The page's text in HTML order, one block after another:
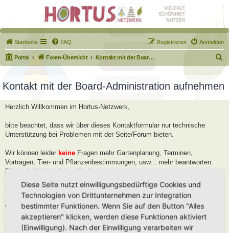
Startseite FAQ Anmelden
Registrieren
Portal Foren-Übersicht Kontakt mit der Board-Administration aufnehmen
u
Kontakt mit der Board-Administration aufnehmen
Herzlich Willkommen im Hortus-Netzwerk,
bitte beachtet, dass wir über dieses Kontaktformular nur technische
Unterstützung bei Problemen mit der Seite/Forum bieten.
Wir können leider keine Fragen mehr Gartenplanung, Terminen,
Vorträgen, Tier- und Pflanzenbestimmungen, usw... mehr beantworten.
Diese sind leider viel zu Umfangreich geworden.
Bitte stellt diese Fragen im Forum, dort helfen wir Euch gerne weiter.
Viele Grüße
Robert
Diese Seite nutzt einwilligungsbedürftige Cookies und
Technologien von Drittunternehmen zur Integration
bestimmter Funktionen. Wenn Sie auf den Button "Alles
akzeptieren" klicken, werden diese Funktionen aktiviert
(Einwilligung). Nach der Einwilligung verarbeiten wir